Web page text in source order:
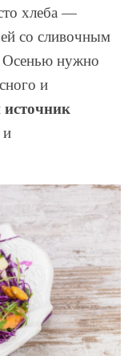
хлеба —
со сливочным
Осенью нужно
и
источник
и